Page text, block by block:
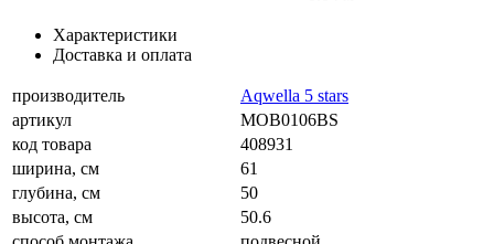
Характеристики
Доставка и оплата
производитель
Aqwella 5 stars
артикул
MOB0106BS
код товара
408931
ширина, см
61
глубина, см
50
высота, см
50.6